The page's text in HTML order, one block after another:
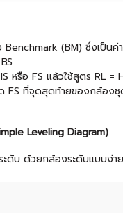
Benchmark (BM) ซึ่งเป็น
หรือ FS แล้วใช้สูตร RL =
FS ที่จุดสุดท้ายของกล้อง
Leveling Diagram)
บ ด้วยกล้องระดับแบบง่าย